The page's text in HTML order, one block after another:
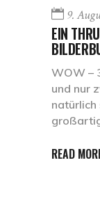
9.
EIN
WOW –
und nur
natürlich
READ